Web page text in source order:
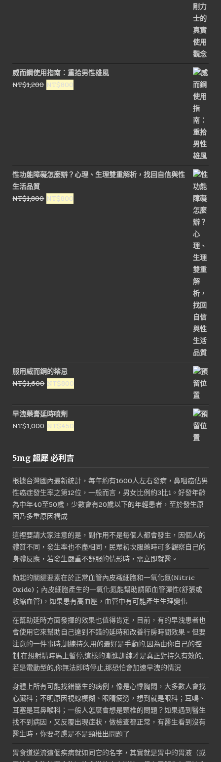
威而鋼使用指南：重拾男性雄風
NT$1,200 原
NT$800
性功能障礙怎麼辦？心理、生理雙重解析，找回自信與性
生活品質
NT$1,800 原
NT$800
服用威而鋼的禁忌
NT$1,600 原
價
格：
NT$1,600。
NT$800
價
格：
NT$800。
早洩藥膏延時噴劑
NT$1,000 原
格：
NT$450
5mg 超犀 必利吉
根據台灣國內最新統計，每年約有1600人左右發病，鼻咽癌佔男
性癌症發生率之第12位，一般而言，男女比例約3比1。好發年齡
為中年40至50歲，少數會有20歲以下的年輕患者，至於發生原
因乃多重原因構成
這裡要請大家注意的是，副作用不是每個人都會發生，因個人的
體質不同，發生率也不盡相同，民眾初次服藥時可多觀察自己的
身體反應，若發生嚴重不舒服的情形時，需立即就醫。
勃起的關鍵要素在於正常血管內皮襯細胞和一氧化氮(Nitric
Oxide)；內皮細胞產生的一氧化氮能幫助調節血管彈性(舒張或
收縮血管)，如果患有高血壓，血管中有可能產生生理變化
在幫助延時方面發揮的效果也值得肯定，目前，有的早洩患者也
會使用它來幫助自己達到不錯的延時和改善行房時間效果。但要
注意的一件事時,訓練持久用的最好是手動的,因為由你自己的控
制,在想射精時馬上暫停,這樣的漸進訓練才是真正對持久有效的,
若是電動型的,你無法即時停止,那恐怕會加速早洩的情況
身體上所有可能找錯醫生的病例，像是心悸胸悶，大多數人會找
心臟科；不明原因視線模糊、眼睛疲勞，想到就是眼科；耳鳴、
耳塞是耳鼻喉科；一般人怎麼會想是頸椎的問題？如果遇到醫生
找不到病因，又反覆出現症狀，做檢查都正常，有醫生看到沒有
醫生時，你要考慮是不是頸椎出問題了
胃食道逆流這個疾病就如同它的名字，其實就是胃中的胃液（或